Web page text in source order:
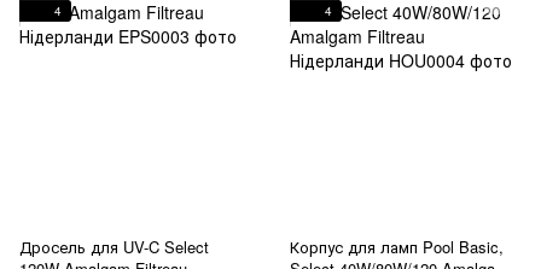
4
Дросель для UV-C Select
4
Корпус для ламп Pool Basic,